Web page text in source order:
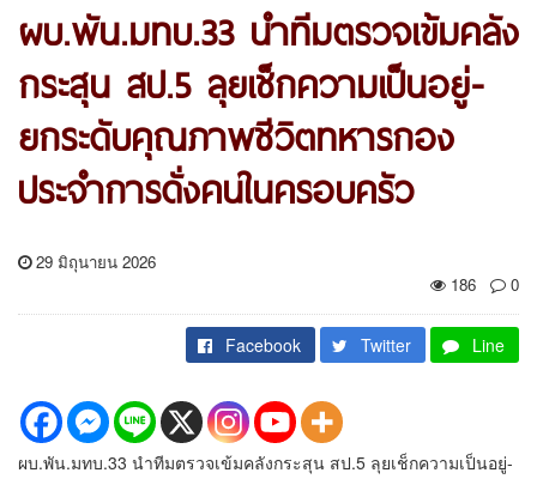
ผบ.พัน.มทบ.33 นำทีมตรวจเข้มคลัง
กระสุน สป.5 ลุยเช็กความเป็นอยู่-
ยกระดับคุณภาพชีวิตทหารกอง
ประจำการดั่งคนในครอบครัว
29 มิถุนายน 2026
186
0
Facebook Twitter Line
ผบ.พัน.มทบ.33 นำทีมตรวจเข้มคลังกระสุน สป.5 ลุยเช็กความเป็นอยู่-